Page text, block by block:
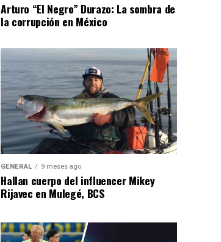
Arturo “El Negro” Durazo: La sombra de
la corrupción en México
GENERAL 9 meses ago
Hallan cuerpo del influencer Mikey
Rijavec en Mulegé, BCS